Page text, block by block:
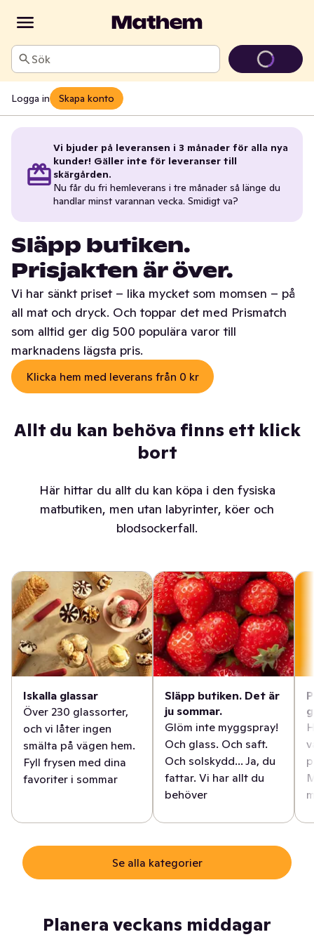
Sök
Logga in Skapa konto
Vi bjuder på leveransen i 3 månader för alla nya
kunder! Gäller inte för leveranser till
skärgården.
Nu får du fri hemleverans i tre månader så länge du
handlar minst varannan vecka. Smidigt va?
Släpp butiken.
Prisjakten är över.
Vi har sänkt priset – lika mycket som momsen – på
all mat och dryck. Och toppar det med Prismatch
som alltid ger dig 500 populära varor till
marknadens lägsta pris.
Klicka hem med leverans från 0 kr
Allt du kan behöva finns ett klick
bort
Här hittar du allt du kan köpa i den fysiska
matbutiken, men utan labyrinter, köer och
blodsockerfall.
Iskalla glassar
Över 230 glassorter,
och vi låter ingen
smälta på vägen hem.
Fyll frysen med dina
favoriter i sommar
Släpp butiken. Det är
ju sommar.
Glöm inte myggspray!
Och glass. Och saft.
Och solskydd... Ja, du
fattar. Vi har allt du
behöver
Se alla kategorier
Planera veckans middagar